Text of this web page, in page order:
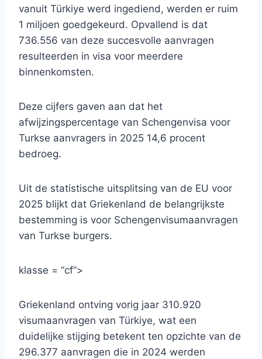
vanuit Türkiye werd ingediend, werden er ruim
1 miljoen goedgekeurd. Opvallend is dat
736.556 van deze succesvolle aanvragen
resulteerden in visa voor meerdere
binnenkomsten.
Deze cijfers gaven aan dat het
afwijzingspercentage van Schengenvisa voor
Turkse aanvragers in 2025 14,6 procent
bedroeg.
Uit de statistische uitsplitsing van de EU voor
2025 blijkt dat Griekenland de belangrijkste
bestemming is voor Schengenvisumaanvragen
van Turkse burgers.
klasse = “cf”>
Griekenland ontving vorig jaar 310.920
visumaanvragen van Türkiye, wat een
duidelijke stijging betekent ten opzichte van de
296.377 aanvragen die in 2024 werden